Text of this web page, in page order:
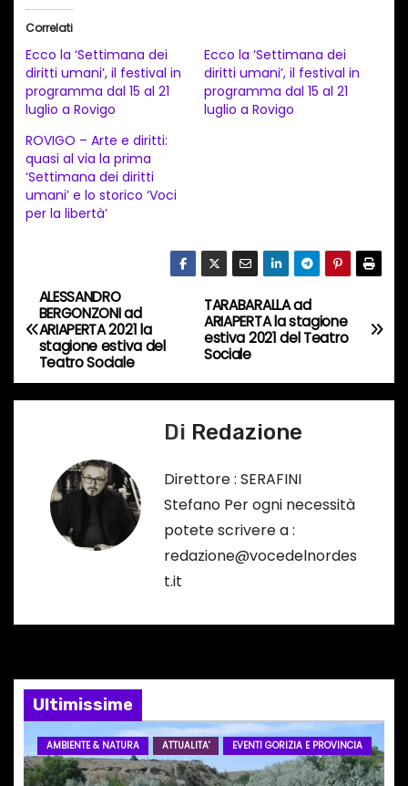
a
m
e
n
t
o
i
o
r
s
…
Correlati
Ecco la ‘Settimana dei
diritti umani’, il festival in
programma dal 15 al 21
luglio a Rovigo
Ecco la ‘Settimana dei
diritti umani’, il festival in
programma dal 15 al 21
luglio a Rovigo
ROVIGO – Arte e diritti:
quasi al via la prima
‘Settimana dei diritti
umani’ e lo storico ‘Voci
per la libertà’
N
a
v
e
a
r
TARABARALLA ad
ARIAPERTA la stagione
estiva 2021 del Teatro
Sociale
ALESSANDRO
BERGONZONI ad
ARIAPERTA 2021 la
stagione estiva del
Teatro Sociale
Di Redazione
Direttore : SERAFINI
Stefano Per ogni necessità
potete scrivere a :
redazione@vocedelnordes
t.it
Ultimissime
AMBIENTE & NATURA ATTUALITA' EVENTI GORIZIA E PROVINCIA